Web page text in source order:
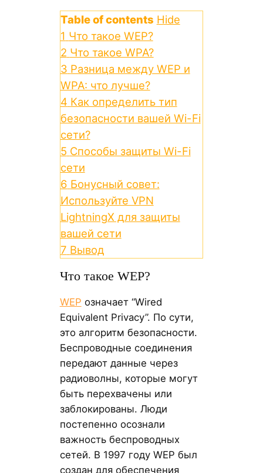
Table of contents Hide
1 Что такое WEP?
2 Что такое WPA?
3 Разница между WEP и
WPA: что лучше?
4 Как определить тип
безопасности вашей Wi-Fi
сети?
5 Способы защиты Wi-Fi
сети
6 Бонусный совет:
Используйте VPN
LightningX для защиты
вашей сети
7 Вывод
Что такое WEP?
WEP означает “Wired
Equivalent Privacy”. По сути,
это алгоритм безопасности.
Беспроводные соединения
передают данные через
радиоволны, которые могут
быть перехвачены или
заблокированы. Люди
постепенно осознали
важность беспроводных
сетей. В 1997 году WEP был
создан для обеспечения